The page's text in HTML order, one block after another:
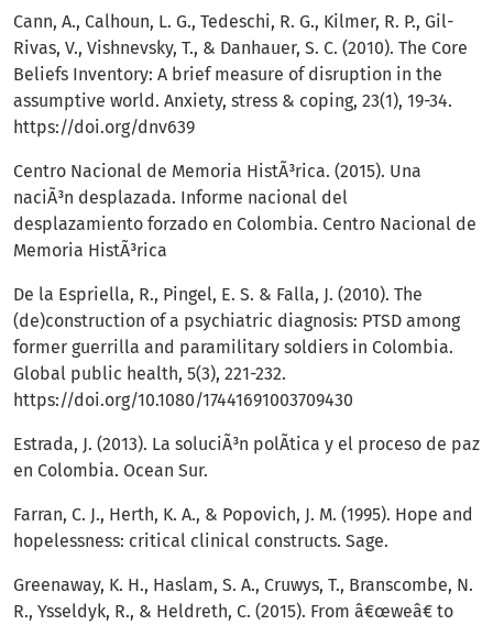
Cann, A., Calhoun, L. G., Tedeschi, R. G., Kilmer, R. P., Gil-
Rivas, V., Vishnevsky, T., & Danhauer, S. C. (2010). The Core
Beliefs Inventory: A brief measure of disruption in the
assumptive world. Anxiety, stress & coping, 23(1), 19-34.
https://doi.org/dnv639
Centro Nacional de Memoria HistÃ³rica. (2015). Una
naciÃ³n desplazada. Informe nacional del
desplazamiento forzado en Colombia. Centro Nacional de
Memoria HistÃ³rica
De la Espriella, R., Pingel, E. S. & Falla, J. (2010). The
(de)construction of a psychiatric diagnosis: PTSD among
former guerrilla and paramilitary soldiers in Colombia.
Global public health, 5(3), 221-232.
https://doi.org/10.1080/17441691003709430
Estrada, J. (2013). La soluciÃ³n polÃ­tica y el proceso de paz
en Colombia. Ocean Sur.
Farran, C. J., Herth, K. A., & Popovich, J. M. (1995). Hope and
hopelessness: critical clinical constructs. Sage.
Greenaway, K. H., Haslam, S. A., Cruwys, T., Branscombe, N.
R., Ysseldyk, R., & Heldreth, C. (2015). From â€œweâ€ to